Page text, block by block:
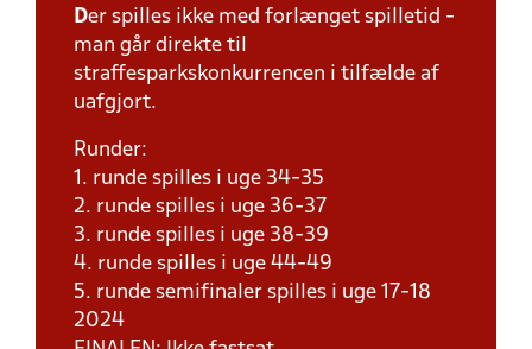
Der spilles ikke med forlænget spilletid -
man går direkte til
straffesparkskonkurrencen i tilfælde af
uafgjort.
Runder:
1. runde spilles i uge 34-35
2. runde spilles i uge 36-37
3. runde spilles i uge 38-39
4. runde spilles i uge 44-49
5. runde semifinaler spilles i uge 17-18
2024